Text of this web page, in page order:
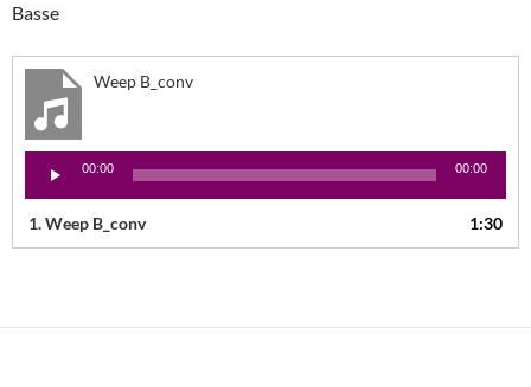
Basse
Weep B_conv
audio
00:00 00:00
1.Weep B_conv 1:30